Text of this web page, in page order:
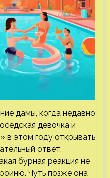
дамы, когда недавно
девочка и
в этом году открывать
ответ,
бурная реакция не
Чуть позже она